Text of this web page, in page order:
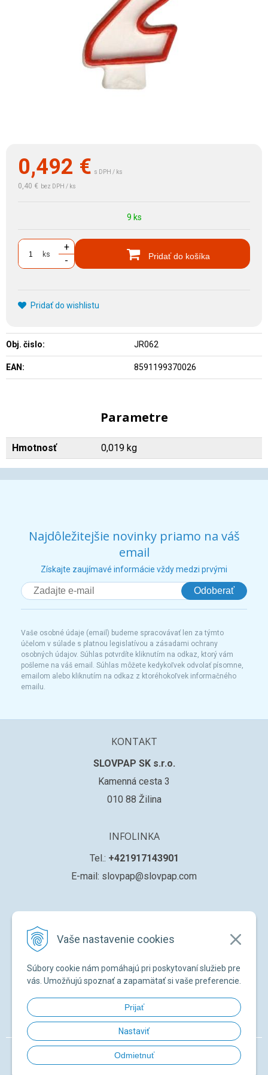
Vaše nastavenie cookies
Súbory cookie nám pomáhajú pri poskytovaní služieb pre
vás. Umožňujú spoznať a zapamätať si vaše preferencie.
Prijať
Nastaviť
Odmietnuť
0,492 € s DPH / ks
0,40 € bez DPH / ks
9 ks
ks
+
-
Pridať do košíka
Pridať do wishlistu
Obj. čislo: JR062
EAN: 8591199370026
Parametre
Hmotnosť 0,019 kg
Najdôležitejšie novinky priamo na váš
email
Získajte zaujímavé informácie vždy medzi prvými
Odoberať
Vaše osobné údaje (email) budeme spracovávať len za týmto
účelom v súlade s platnou legislatívou a zásadami ochrany
osobných údajov. Súhlas potvrdíte kliknutím na odkaz, ktorý vám
pošleme na váš email. Súhlas môžete kedykoľvek odvolať písomne,
emailom alebo kliknutím na odkaz z ktoréhokoľvek informačného
emailu.
KONTAKT
SLOVPAP SK s.r.o.
Kamenná cesta 3
010 88 Žilina
INFOLINKA
Tel.: +421917143901
E-mail: slovpap@slovpap.com
Obchodné podmienky
Ochana osobných údajov
Registrácia nového zákazníka
Žiadosť o registráciu na ďalší predaj
Zabudnuté heslo
© 2026 SLOVPAP SK • NextShop&e-shop Pohoda Connector NextCom